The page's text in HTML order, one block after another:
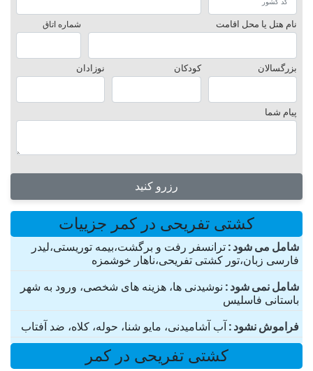
نام هتل یا محل اقامت شماره اتاق
بزرگسالان کودکان نوزادان
پیام شما
رزرو کنید
کشتی تفریحی در کمر جزییات
شامل می شود ترانسفر رفت و برگشت،بیمه توریستی،لیدر
فارسی زبان،تور کشتی تفریحی،ناهار خوشمزه
شامل نمی شود نوشیدنی ها، هزینه های شخصی، ورود به شهر
باستانی فاسلیس
فراموش نشود آب آشامیدنی، مایو شنا، حوله، کلاه، ضد آفتاب
کشتی تفریحی در کمر